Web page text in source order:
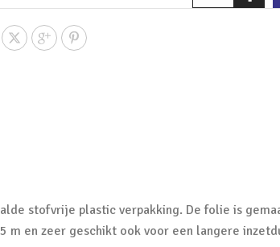
stofvrije plastic verpakking. De folie is
en zeer geschikt ook voor een langere